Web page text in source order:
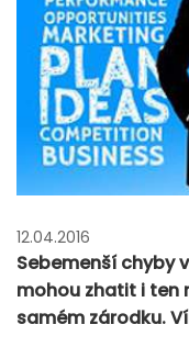
12.04.2016
Sebemenší chyby
mohou zhatit i ten
samém zárodku.